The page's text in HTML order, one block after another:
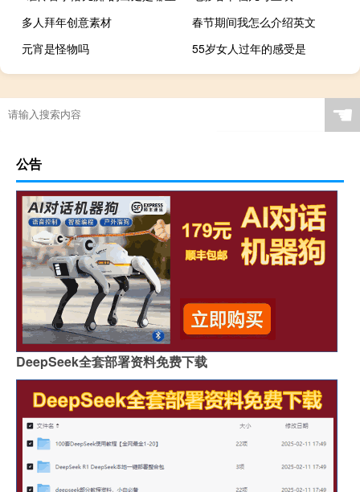
多人拜年创意素材
春节期间我怎么介绍英文
元宵是怪物吗
55岁女人过年的感受是
☚
公告
DeepSeek全套部署资料免费下载